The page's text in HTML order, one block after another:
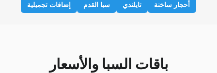
أحجار ساخنة
تايلندي سبا القدم إضافات تجميلية
باقات السبا والأسعار